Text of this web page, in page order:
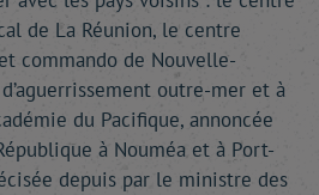
de La Réunion, le centre
commando de Nouvelle-
outre-mer et à
du Pacifique, annoncée
à Nouméa et à Port-
depuis par le ministre des